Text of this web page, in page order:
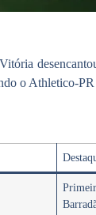
Vitória
o Athletico-